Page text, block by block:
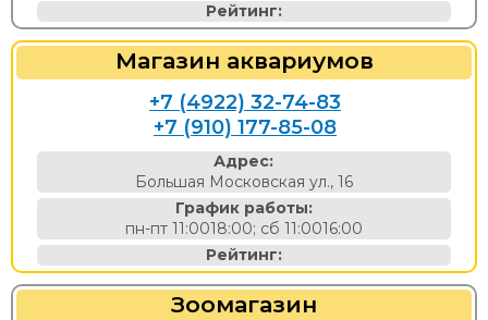
Рейтинг:
Магазин аквариумов
+7 (4922) 32-74-83
+7 (910) 177-85-08
Адрес:
Большая Московская ул., 16
График работы:
пн-пт 11:0018:00; сб 11:0016:00
Рейтинг:
Зоомагазин